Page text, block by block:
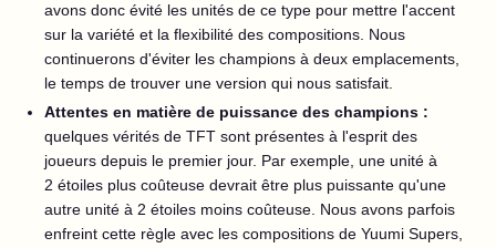
avons donc évité les unités de ce type pour mettre l'accent
sur la variété et la flexibilité des compositions. Nous
continuerons d'éviter les champions à deux emplacements,
le temps de trouver une version qui nous satisfait.
Attentes en matière de puissance des champions :
quelques vérités de TFT sont présentes à l'esprit des
joueurs depuis le premier jour. Par exemple, une unité à
2 étoiles plus coûteuse devrait être plus puissante qu'une
autre unité à 2 étoiles moins coûteuse. Nous avons parfois
enfreint cette règle avec les compositions de Yuumi Supers,